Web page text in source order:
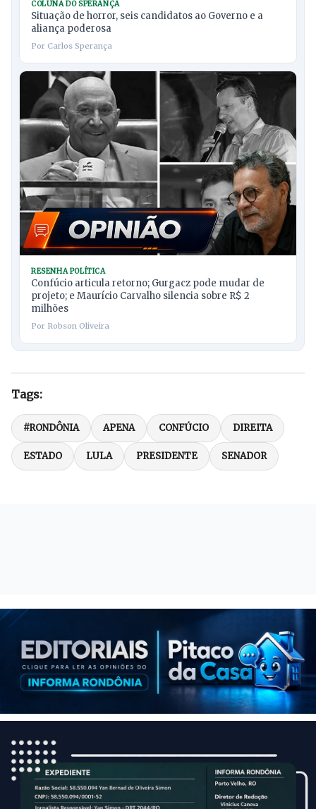
COLUNA DO SPERANÇA
Situação de horror, seis candidatos ao Governo e a
aliança poderosa
Por Carlos Sperança
RESENHA POLÍTICA
Confúcio articula retorno; Gurgacz pode mudar de
projeto; e Maurício Carvalho silencia sobre R$ 2
milhões
Por Robson Oliveira
Tags:
#RONDÔNIA APENA CONFÚCIO DIREITA
ESTADO LULA PRESIDENTE SENADOR